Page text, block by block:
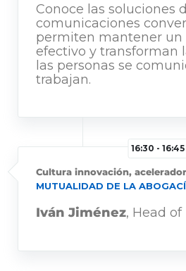
Conoce las soluciones
comunicaciones
permiten mantener un
efectivo y transforman
las personas se
trabajan.
16:30 - 16:45
Cultura innovación,
MUTUALIDAD DE LA
Iván Jiménez, Head